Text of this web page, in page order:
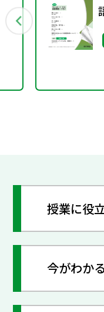
授業に役
今がわか